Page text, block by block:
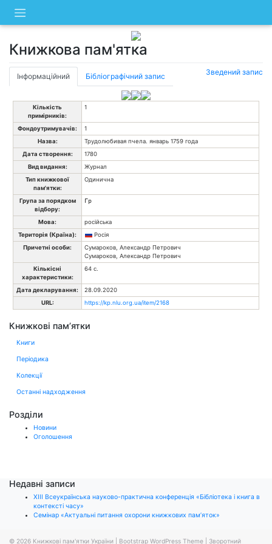
content
Книжкова пам'ятка
Інформаційний Бібліографічний запис Зведений запис
Кількість
примірників:
1
Фондоутримувачів:
1
Назва:
Трудолюбивая пчела. январь 1759 года
Дата створення:
1780
Вид видання:
Журнал
Тип книжкової
пам'ятки:
Одинична
Група за порядком
відбору:
Гр
Мова:
російська
Територія (Країна):
Росія
Причетні особи:
Сумароков, Александр Петрович
Сумароков, Александр Петрович
Кількісні
характеристики:
64 с.
Дата декларування:
28.09.2020
URL:
https://kp.nlu.org.ua/item/2168
Книжкові пам’ятки
Книги
Періодика
Колекції
Останні надходження
Розділи
Новини
Оголошення
Недавні записи
ХІІІ Всеукраїнська науково-практична конференція «Бібліотека і книга в
контексті часу»
Семінар «Актуальні питання охорони книжкових пам’яток»
© 2026 Книжкові пам'ятки України Bootstrap WordPress Theme Зворотний